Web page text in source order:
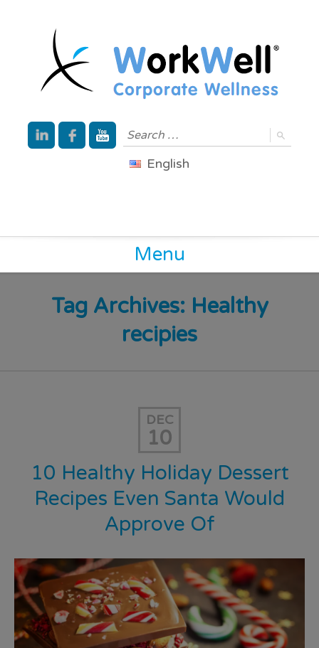
English
Menu
Tag Archives: Healthy
recipies
DEC
10
10 Healthy Holiday Dessert
Recipes Even Santa Would
Approve Of